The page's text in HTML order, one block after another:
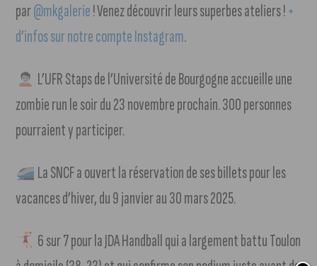
par@mkgalerie! Venez découvrir leurs superbes ateliers !+
d’infos sur notre compte Instagram.
L’UFR Staps de l’Université de Bourgogne accueille une
zombie run le soir du 23 novembre prochain. 300 personnes
pourraient y participer.
La SNCF a ouvert la réservation de ses billets pour les
vacances d’hiver, du 9 janvier au 30 mars 2025.
6 sur 7 pour la JDA Handball qui a largement battu Toulon